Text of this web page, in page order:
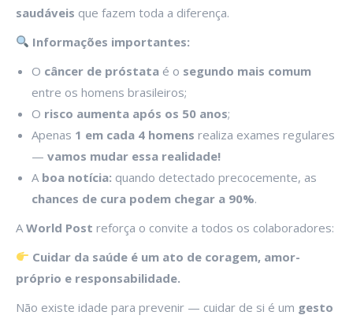
saudáveis que fazem toda a diferença.
Informações importantes:
O câncer de próstata é o segundo mais comum
entre os homens brasileiros;
O risco aumenta após os 50 anos;
Apenas 1 em cada 4 homens realiza exames regulares
— vamos mudar essa realidade!
A boa notícia: quando detectado precocemente, as
chances de cura podem chegar a 90%.
A World Post reforça o convite a todos os colaboradores:
Cuidar da saúde é um ato de coragem, amor-
próprio e responsabilidade.
Não existe idade para prevenir — cuidar de si é um gesto